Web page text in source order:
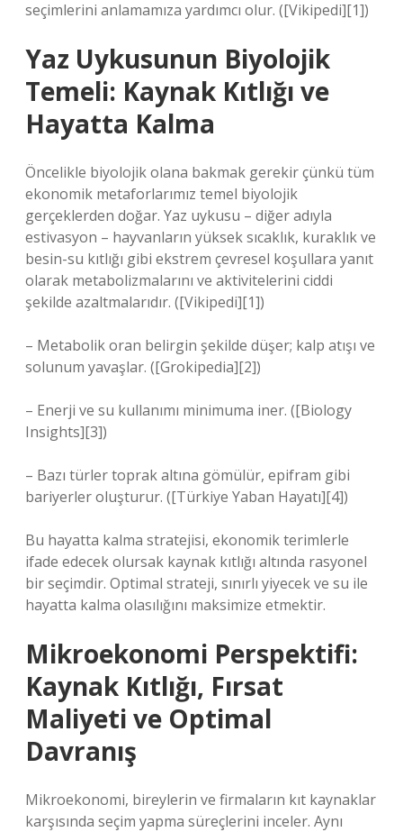
seçimlerini anlamamıza yardımcı olur. ([Vikipedi][1])
Yaz Uykusunun Biyolojik
Temeli: Kaynak Kıtlığı ve
Hayatta Kalma
Öncelikle biyolojik olana bakmak gerekir çünkü tüm
ekonomik metaforlarımız temel biyolojik
gerçeklerden doğar. Yaz uykusu – diğer adıyla
estivasyon – hayvanların yüksek sıcaklık, kuraklık ve
besin-su kıtlığı gibi ekstrem çevresel koşullara yanıt
olarak metabolizmalarını ve aktivitelerini ciddi
şekilde azaltmalarıdır. ([Vikipedi][1])
– Metabolik oran belirgin şekilde düşer; kalp atışı ve
solunum yavaşlar. ([Grokipedia][2])
– Enerji ve su kullanımı minimuma iner. ([Biology
Insights][3])
– Bazı türler toprak altına gömülür, epifram gibi
bariyerler oluşturur. ([Türkiye Yaban Hayatı][4])
Bu hayatta kalma stratejisi, ekonomik terimlerle
ifade edecek olursak kaynak kıtlığı altında rasyonel
bir seçimdir. Optimal strateji, sınırlı yiyecek ve su ile
hayatta kalma olasılığını maksimize etmektir.
Mikroekonomi Perspektifi:
Kaynak Kıtlığı, Fırsat
Maliyeti ve Optimal
Davranış
Mikroekonomi, bireylerin ve firmaların kıt kaynaklar
karşısında seçim yapma süreçlerini inceler. Aynı